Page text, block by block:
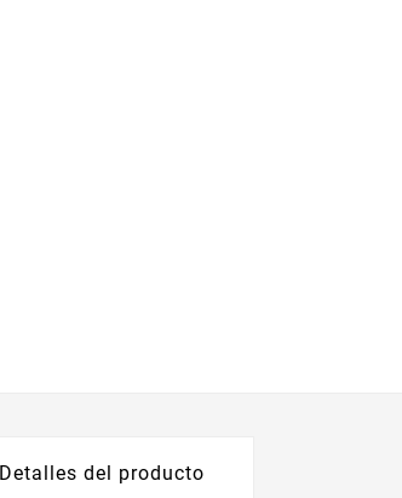
Detalles del producto